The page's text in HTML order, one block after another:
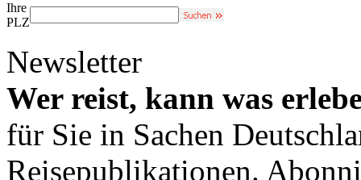
Ihre
PLZ
Newsletter
Wer reist, kann was
für Sie in Sachen
Reisepublikationen.